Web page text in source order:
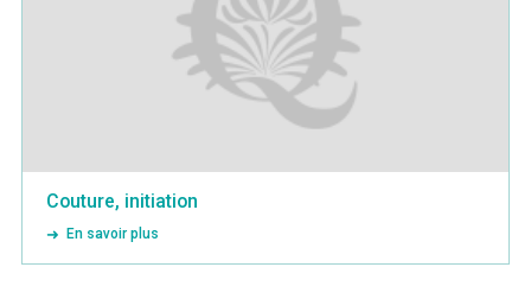
Couture, initiation
En savoir plus